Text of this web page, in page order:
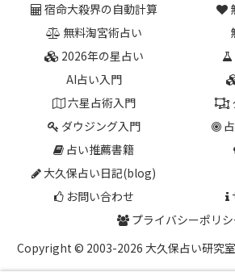
宿命大殺界の自動計算
無料淘宮術占い
2026年の星占い
AI占い入門
六星占術入門
ダウジング入門
占
占い推薦書籍
大久保占い日記(blog)
お問い合わせ
プライバシーポリ
Copyright © 2003-2026 大久保占い研究